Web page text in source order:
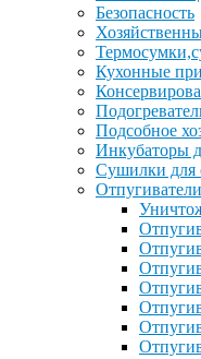
Безопасность
Кухонные
Подсобное
Инкубаторы
Сушилки для
Отпугиватели